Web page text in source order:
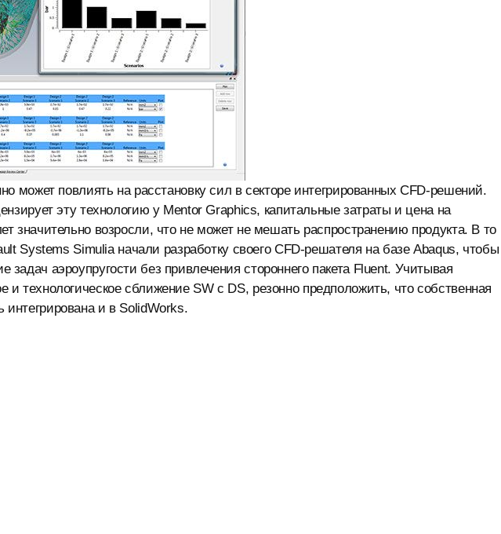
может повлиять на расстановку сил в секторе интегрированных CFD-решений.
эту технологию у Mentor Graphics, капитальные затраты и цена на
значительно возросли, что не может не мешать распространению продукта. В то
Systems Simulia начали разработку своего CFD-решателя на базе Abaqus, чтобы
задач аэроупругости без привлечения стороннего пакета Fluent. Учитывая
и технологическое сближение SW с DS, резонно предположить, что собственная
и в SolidWorks.